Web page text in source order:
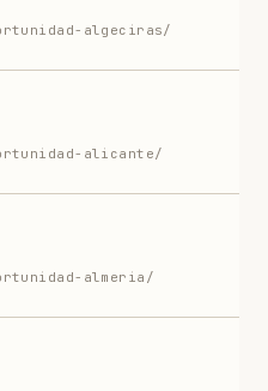
algeciras/
alicante/
almeria/